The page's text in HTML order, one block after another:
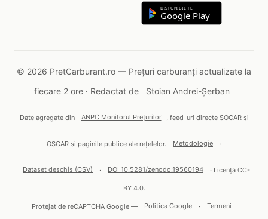
DISPONIBIL PE
Google Play
© 2026 PretCarburant.ro — Prețuri carburanți actualizate la
fiecare 2 ore · Redactat de
Stoian Andrei-Șerban
Date agregate din ANPC Monitorul Prețurilor , feed-uri directe SOCAR și
OSCAR și paginile publice ale rețelelor. Metodologie ·
Dataset deschis (CSV) · DOI 10.5281/zenodo.19560194 · Licență CC-
BY 4.0.
Protejat de reCAPTCHA Google — Politica Google · Termeni